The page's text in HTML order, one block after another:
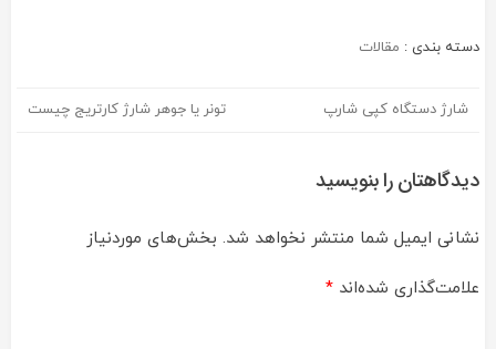
دسته بندی : مقالات
راهبری
شارژ دستگاه کپی شارپ تونر یا جوهر شارژ کارتریج چیست
دیدگاهتان را بنویسید
نشانی ایمیل شما منتشر نخواهد شد. بخش‌های موردنیاز
علامت‌گذاری شده‌اند *